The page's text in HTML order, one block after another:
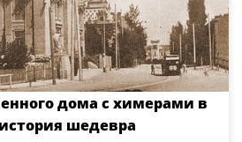
дома с химерами в
шедевра